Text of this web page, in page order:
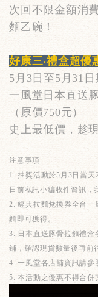
次回不限金額消
麵乙碗！
好康三‧禮盒超優
5 月 3 日至 5 月 31 日
一風堂日本直送
（原價750元）
史上最低價，趁
注意事項
1.抽獎活動於5 月 3 日當天
日前私訊小編收件資訊，
2.經典拉麵兌換券全台一
麵即可獲得。
3. 日本直送豚骨拉麵禮
鋪，確認現貨數量後再前
4.一風堂各店舖資訊請參
5. 本活動之優惠不得合併